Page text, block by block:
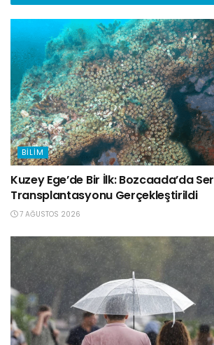
BILIM
Kuzey Ege’de Bir İlk: Bozcaada’da
Transplantasyonu Gerçekleştirildi
7 AĞUSTOS 2026